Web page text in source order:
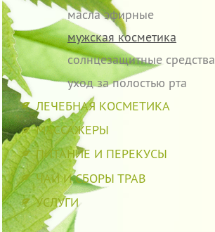
масла эфирные
мужская косметика
солнцезащитные средства
уход за полостью рта
ЛЕЧЕБНАЯ КОСМЕТИКА
МАССАЖЕРЫ
ПИТАНИЕ И ПЕРЕКУСЫ
ЧАИ И СБОРЫ ТРАВ
УСЛУГИ